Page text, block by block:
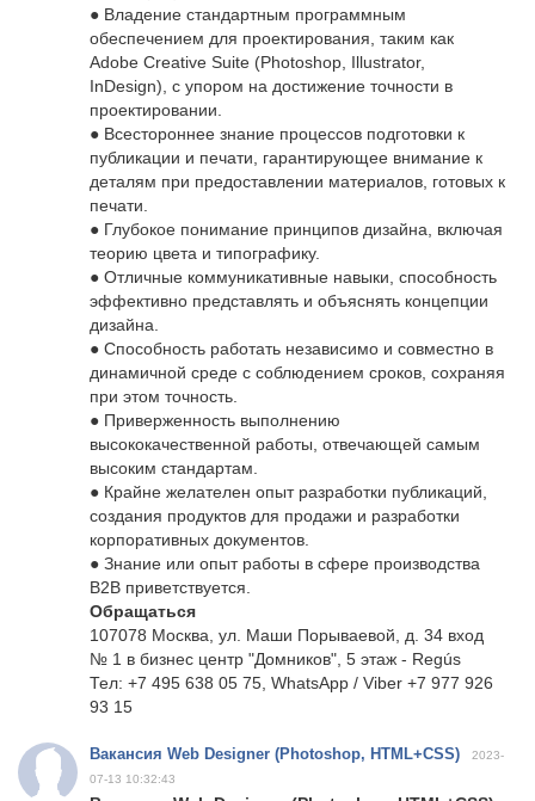
● Владение стандартным программным
обеспечением для проектирования, таким как
Adobe Creative Suite (Photoshop, Illustrator,
InDesign), с упором на достижение точности в
проектировании.
● Всестороннее знание процессов подготовки к
публикации и печати, гарантирующее внимание к
деталям при предоставлении материалов, готовых к
печати.
● Глубокое понимание принципов дизайна, включая
теорию цвета и типографику.
● Отличные коммуникативные навыки, способность
эффективно представлять и объяснять концепции
дизайна.
● Способность работать независимо и совместно в
динамичной среде с соблюдением сроков, сохраняя
при этом точность.
● Приверженность выполнению
высококачественной работы, отвечающей самым
высоким стандартам.
● Крайне желателен опыт разработки публикаций,
создания продуктов для продажи и разработки
корпоративных документов.
● Знание или опыт работы в сфере производства
B2B приветствуется.
Обращаться
107078 Москва, ул. Маши Порываевой, д. 34 вход
№ 1 в бизнес центр "Домников", 5 этаж - Regús
Тел: +7 495 638 05 75, WhatsApp / Viber +7 977 926
93 15
Вакансия Web Designer (Photoshop, HTML+CSS)
2023-
07-13 10:32:43